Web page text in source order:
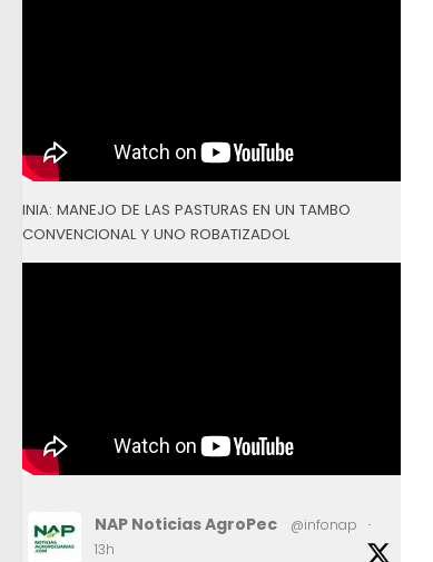
INIA: MANEJO DE LAS PASTURAS EN UN TAMBO
CONVENCIONAL Y UNO ROBATIZADOL
NAP Noticias AgroPec @infonap
·
13h